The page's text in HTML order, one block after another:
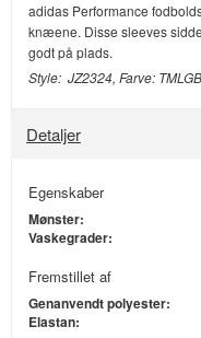
adidas Performance
knæene. Disse sleeves
godt på plads.
Style: JZ2324, Farve:
Detaljer
Egenskaber
Mønster:
Vaskegrader:
Fremstillet af
Genanvendt polyester:
Elastan: